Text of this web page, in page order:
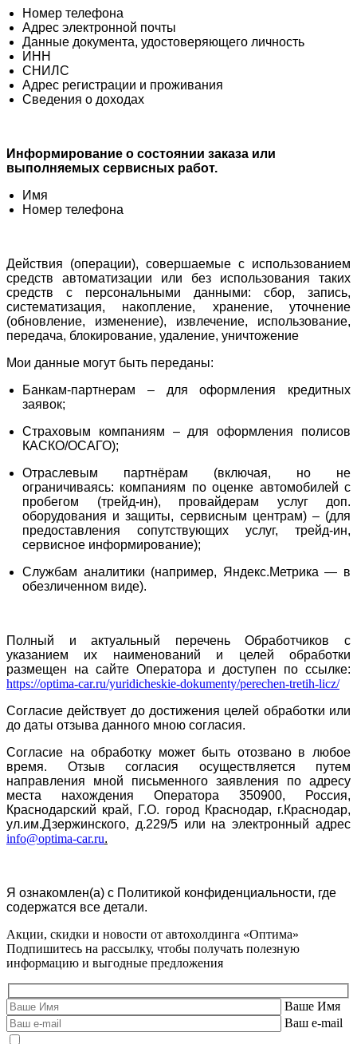
Номер телефона
Адрес электронной почты
Данные документа, удостоверяющего личность
ИНН
СНИЛС
Адрес регистрации и проживания
Сведения о доходах
Информирование о состоянии заказа или
выполняемых сервисных работ.
Имя
Номер телефона
Действия (операции), совершаемые с использованием
средств автоматизации или без использования таких
средств с персональными данными: сбор, запись,
систематизация, накопление, хранение, уточнение
(обновление, изменение), извлечение, использование,
передача, блокирование, удаление, уничтожение
Мои данные могут быть переданы:
Банкам-партнерам – для оформления кредитных
заявок;
Страховым компаниям – для оформления полисов
КАСКО/ОСАГО);
Отраслевым партнёрам (включая, но не
ограничиваясь: компаниям по оценке автомобилей с
пробегом (трейд-ин), провайдерам услуг доп.
оборудования и защиты, сервисным центрам) – (для
предоставления сопутствующих услуг, трейд-ин,
сервисное информирование);
Службам аналитики (например, Яндекс.Метрика — в
обезличенном виде).
Полный и актуальный перечень Обработчиков с
указанием их наименований и целей обработки
размещен на сайте Оператора и доступен по ссылке:
https://optima-car.ru/yuridicheskie-dokumenty/perechen-tretih-licz/
Согласие действует до достижения целей обработки или
до даты отзыва данного мною согласия.
Согласие на обработку может быть отозвано в любое
время. Отзыв согласия осуществляется путем
направления мной письменного заявления по адресу
места нахождения Оператора 350900, Россия,
Краснодарский край, Г.О. город Краснодар, г.Краснодар,
ул.им.Дзержинского, д.229/5 или на электронный адрес
info@optima-car.ru.
Я ознакомлен(а) с Политикой конфиденциальности, где
содержатся все детали.
Акции, скидки и новости от автохолдинга «Оптима»
Подпишитесь на рассылку, чтобы получать полезную
информацию и выгодные предложения
Ваше Имя
Ваш e-mail